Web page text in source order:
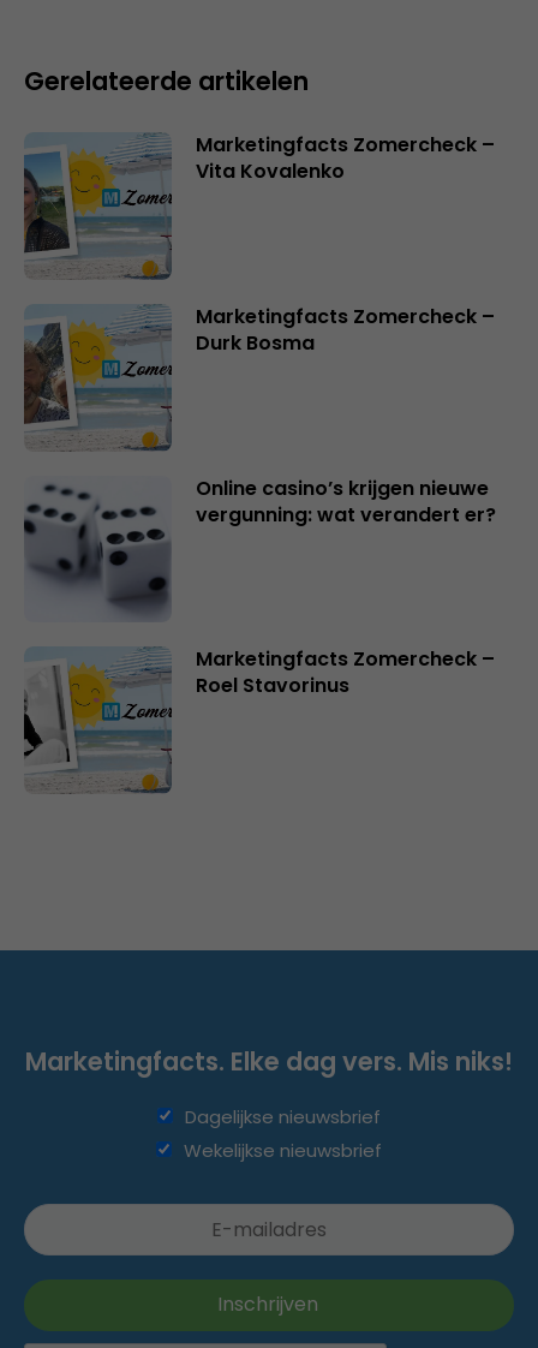
Gerelateerde artikelen
Marketingfacts Zomercheck –
Vita Kovalenko
Marketingfacts Zomercheck –
Durk Bosma
Online casino’s krijgen nieuwe
vergunning: wat verandert er?
Marketingfacts Zomercheck –
Roel Stavorinus
Marketingfacts. Elke dag vers. Mis niks!
Dagelijkse nieuwsbrief
Wekelijkse nieuwsbrief